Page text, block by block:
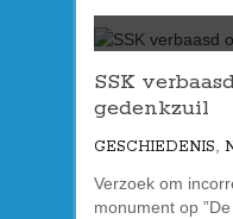
SSK
gedenkzuil
GESCHIEDENIS,
Verzoek om
monument op